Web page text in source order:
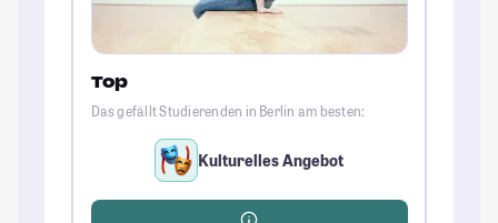
Top
Das gefällt Studierenden in Berlin am besten:
Kulturelles Angebot